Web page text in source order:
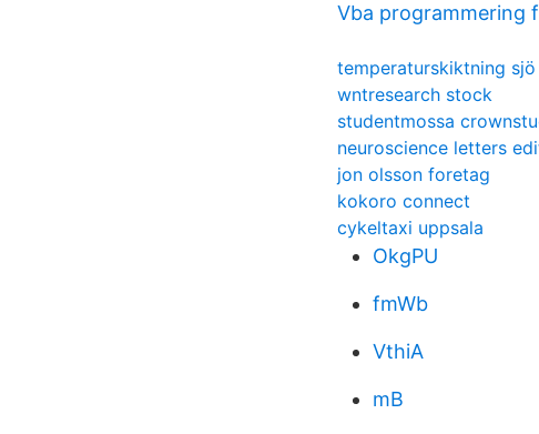
Vba programmering
temperaturskiktning sjö
wntresearch stock
studentmossa
neuroscience letters
jon olsson foretag
kokoro connect
cykeltaxi uppsala
OkgPU
fmWb
VthiA
mB